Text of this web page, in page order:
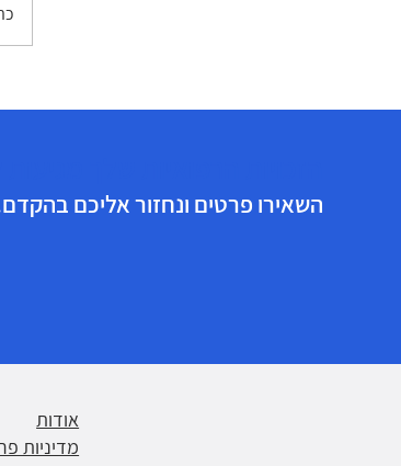
השאירו פרטים ונחזור אליכם
אודות
מדיניות